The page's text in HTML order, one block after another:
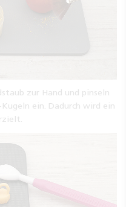
zur Hand und pinseln
ein. Dadurch wird ein